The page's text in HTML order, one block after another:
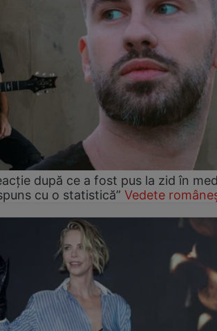
după ce a fost pus la zid în
cu o statistică” Vedete